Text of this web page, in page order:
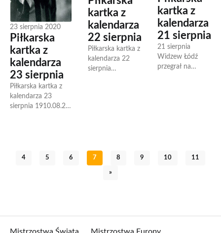
23 sierpnia 2020
Piłkarska
kartka z
kalendarza
23 sierpnia
Piłkarska kartka z
kalendarza 23
sierpnia 1910.08.23
1934,1938.
kartka z
kalendarza
22 sierpnia
Piłkarska kartka z
kalendarza 22
sierpnia
kartka z
kalendarza
21 sierpnia
21 sierpnia
Widzew Łódź
przegrał na
4 5 6 7 8 9 10 11
»